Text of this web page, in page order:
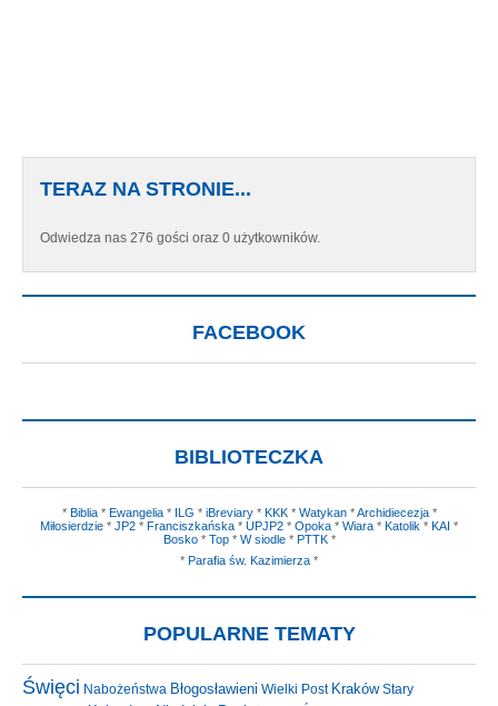
TERAZ NA STRONIE...
Odwiedza nas 276 gości oraz 0 użytkowników.
FACEBOOK
BIBLIOTECZKA
* Biblia* Ewangelia* ILG * iBreviary* KKK* Watykan*Archidiecezja*
Miłosierdzie * JP2 * Franciszkańska * UPJP2 * Opoka * Wiara * Katolik * KAI *
Bosko* Top* W siodle* PTTK*
* Parafia św. Kazimierza *
POPULARNE TEMATY
Święci Nabożeństwa Błogosławieni Wielki Post Kraków Stary